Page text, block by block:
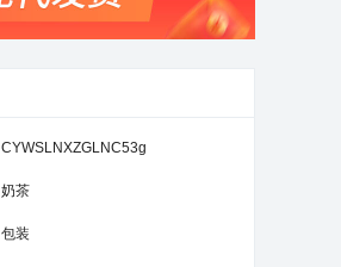
CYWSLNXZGLNC53g
奶茶
包装